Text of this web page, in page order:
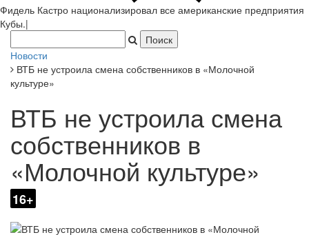
Фидель Кастро национализировал все американские предприятия
Кубы.|
Новости
ВТБ не устроила смена собственников в «Молочной
культуре»
ВТБ не устроила смена
собственников в
«Молочной культуре»
16+